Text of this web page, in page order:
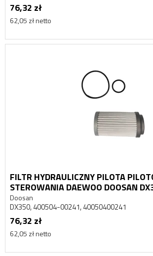
76,32 zł
62,05 zł netto
FILTR HYDRAULICZNY PILOTA
STEROWANIA DAEWOO DOOSAN
Doosan
DX350, 400504-00241, 40050400241
76,32 zł
62,05 zł netto